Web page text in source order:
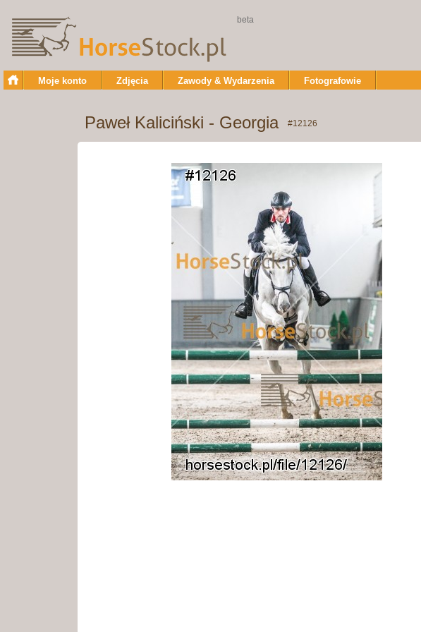
beta
Moje konto Zdjęcia Zawody & Wydarzenia Fotografowie
Paweł Kaliciński - Georgia #12126